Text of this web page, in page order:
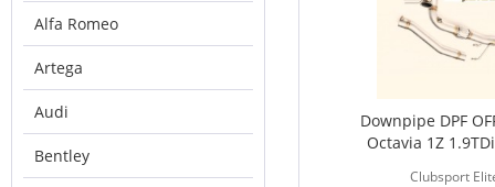
Alfa Romeo
Artega
Audi
Bentley
Downpipe DPF
Octavia 1Z
Clubsport